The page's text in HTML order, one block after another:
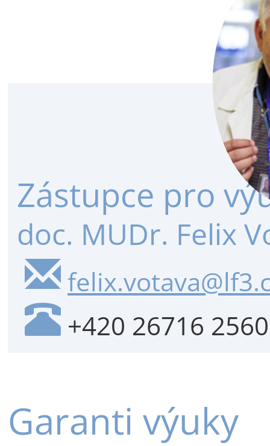
Zástupce pro
doc. MUDr. Felix
+420 26716 2560
Garanti výuky